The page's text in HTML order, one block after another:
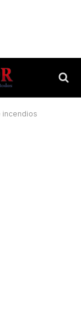
incendios